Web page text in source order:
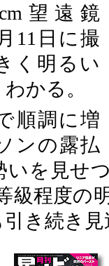
望遠鏡
11日に撮
く明るい
かる。
順調に増
ンの露払
を見せ
級程度の
き続き